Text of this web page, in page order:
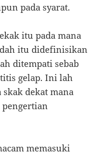
pada syarat.
itu pada mana
itu didefinisikan
ditempati sebab
gelap. Ini lah
dekat mana
pengertian
memasuki